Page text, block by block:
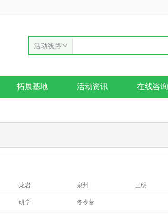
活动线路
拓展基地 活动资讯 在线咨询
龙岩 泉州
三明
研学 冬令营